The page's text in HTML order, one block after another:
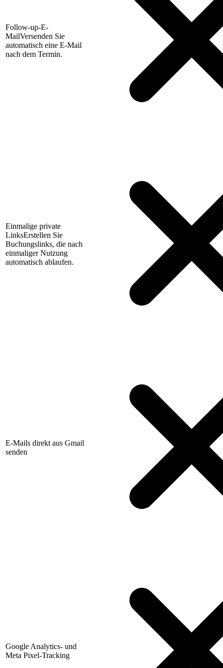
Follow-up-E-
MailVersenden Sie
automatisch eine E-Mail
nach dem Termin.
Einmalige private
LinksErstellen Sie
Buchungslinks, die nach
einmaliger Nutzung
automatisch ablaufen.
E-Mails direkt aus Gmail
senden
Google Analytics- und
Meta Pixel-Tracking